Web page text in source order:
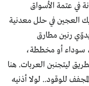
في عتمة الأسواق
العجين في حلل معدنية
رنين مطارق
سوداء أو مخططة،
ليتجنبن العربات. هنا
للوقود.. لولا أذنيه